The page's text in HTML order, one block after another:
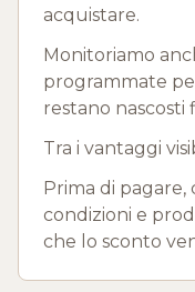
acquistare.
Monitoriamo
programmate
restano nascosti
Tra i vantaggi
Prima di pagare,
condizioni e
che lo sconto